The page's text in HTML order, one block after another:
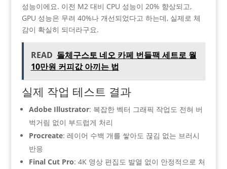
성능이에요. 이전 M2 대비 CPU 성능이 20% 향상되고,
GPU 성능은 무려 40%나 개선되었다고 하는데, 실제로 체
감이 확실히 되더라구요.
READ 돌체구스토 네오 카페 번들팩 세트로 월
10만원 커피값 아끼는 법
실제 작업 테스트 결과
Adobe Illustrator: 복잡한 벡터 그래픽 작업도 전혀 버
벅거림 없이 부드럽게 처리
Procreate: 레이어 수백 개를 쌓아도 끊김 없는 브러시
반응
Final Cut Pro: 4K 영상 편집도 발열 없이 안정적으로 처